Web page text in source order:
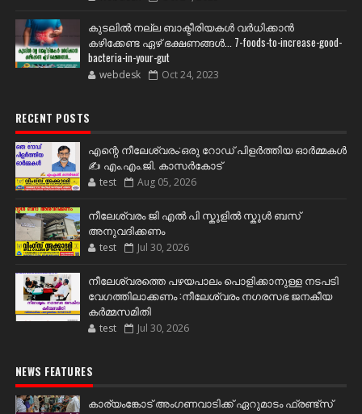
കുടലിൽ നല്ല ബാക്ടീരിയകൾ വര്‍ധിക്കാന്‍
കഴിക്കേണ്ട ഏഴ് ഭക്ഷണങ്ങള്‍... 7-foods-to-increase-good-
bacteria-in-your-gut
webdesk Oct 24, 2023
RECENT POSTS
എന്റെ നീലേശ്വരം:ഒരു റോഡ് പിളർത്തിയ ഓർമ്മകൾ
✍️ എം.എം.ജി. കാസർകോട്
test Aug 05, 2026
നീലേശ്വരം ജി എൽ പി സ്കൂളിൽ സ്കൂൾ ബസ്
അനുവദിക്കണം
test Jul 30, 2026
നീലേശ്വരത്തെ പഴയപാലം പൊളിക്കാനുള്ള നടപടി
വേഗത്തിലാക്കണം :നീലേശ്വരം നഗരസഭ ജനകീയ
കർമ്മസമിതി
test Jul 30, 2026
NEWS FEATURES
കാര്യംങ്കോട് അംഗണവാടിക്ക് ഏറുമാടം ഫ്രണ്ട്സ്